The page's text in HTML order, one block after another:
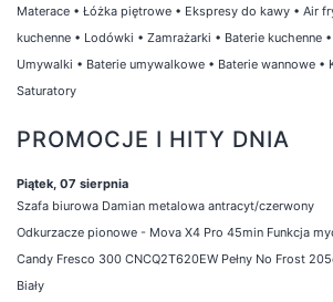
Materace • Łóżka piętrowe • Ekspresy do kawy • Air
kuchenne • Lodówki • Zamrażarki • Baterie kuchenne •
Umywalki • Baterie umywalkowe • Baterie wannowe •
Saturatory
PROMOCJE I HITY DNIA
Piątek, 07 sierpnia
Szafa biurowa Damian metalowa antracyt/czerwony
Odkurzacze pionowe - Mova X4 Pro 45min Funkcja
Candy Fresco 300 CNCQ2T620EW Pełny No Frost
Biały